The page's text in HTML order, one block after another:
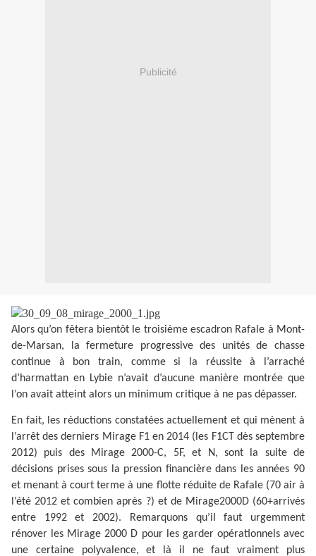
Publicité
Alors qu’on fêtera bientôt le troisième escadron Rafale à Mont-
de-Marsan, la fermeture progressive des unités de chasse
continue à bon train, comme si la réussite à l’arraché
d’harmattan en Lybie n’avait d’aucune manière montrée que
l’on avait atteint alors un minimum critique à ne pas dépasser.
En fait, les réductions constatées actuellement et qui mènent à
l’arrêt des derniers Mirage F1 en 2014 (les F1CT dès septembre
2012) puis des Mirage 2000-C, 5F, et N, sont la suite de
décisions prises sous la pression financière dans les années 90
et menant à court terme à une flotte réduite de Rafale (70 air à
l’été 2012 et combien après ?) et de Mirage2000D (60+arrivés
entre 1992 et 2002). Remarquons qu’il faut urgemment
rénover les Mirage 2000 D pour les garder opérationnels avec
une certaine polyvalence, et là il ne faut vraiment plus